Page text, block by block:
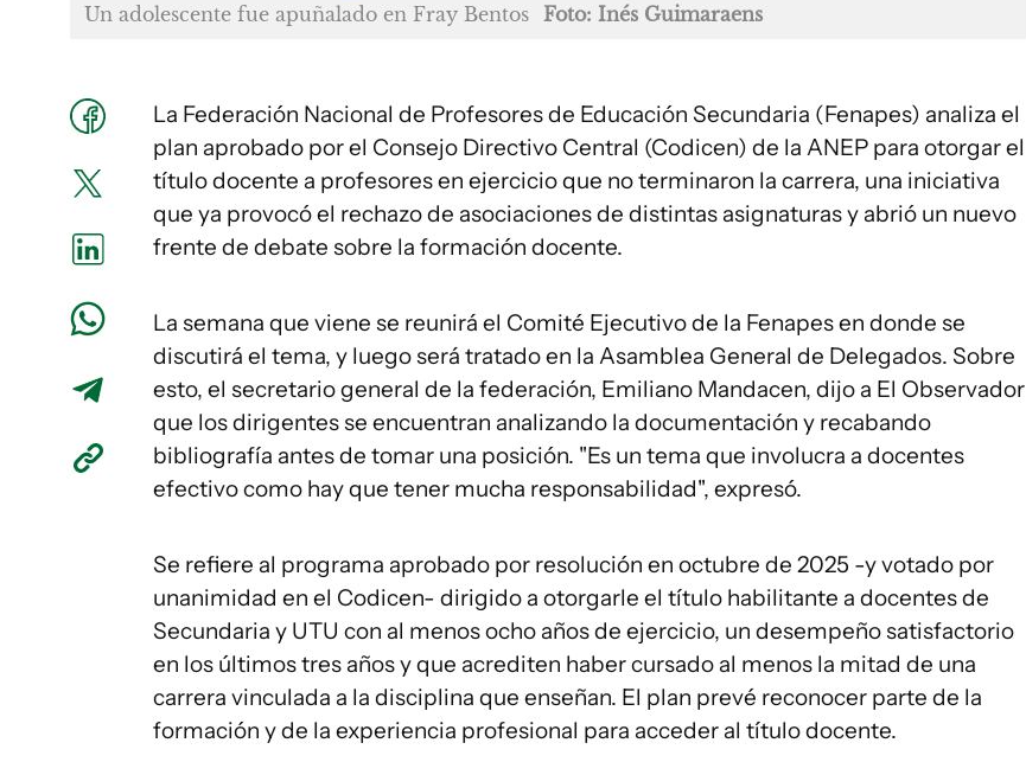
Un adolescente fue apuñalado en Fray Bentos Foto: Inés Guimaraens
La Federación Nacional de Profesores de Educación Secundaria (Fenapes) analiza el
plan aprobado por el Consejo Directivo Central (Codicen) de la ANEP para otorgar el
título docente a profesores en ejercicio que no terminaron la carrera, una iniciativa
que ya provocó el rechazo de asociaciones de distintas asignaturas y abrió un nuevo
frente de debate sobre la formación docente.
La semana que viene se reunirá el Comité Ejecutivo de la Fenapes en donde se
discutirá el tema, y luego será tratado en la Asamblea General de Delegados. Sobre
esto, el secretario general de la federación, Emiliano Mandacen, dijo a El Observador
que los dirigentes se encuentran analizando la documentación y recabando
bibliografía antes de tomar una posición. "Es un tema que involucra a docentes
efectivo como hay que tener mucha responsabilidad", expresó.
Se refiere al programa aprobado por resolución en octubre de 2025 -y votado por
unanimidad en el Codicen- dirigido a otorgarle el título habilitante a docentes de
Secundaria y UTU con al menos ocho años de ejercicio, un desempeño satisfactorio
en los últimos tres años y que acrediten haber cursado al menos la mitad de una
carrera vinculada a la disciplina que enseñan. El plan prevé reconocer parte de la
formación y de la experiencia profesional para acceder al título docente.